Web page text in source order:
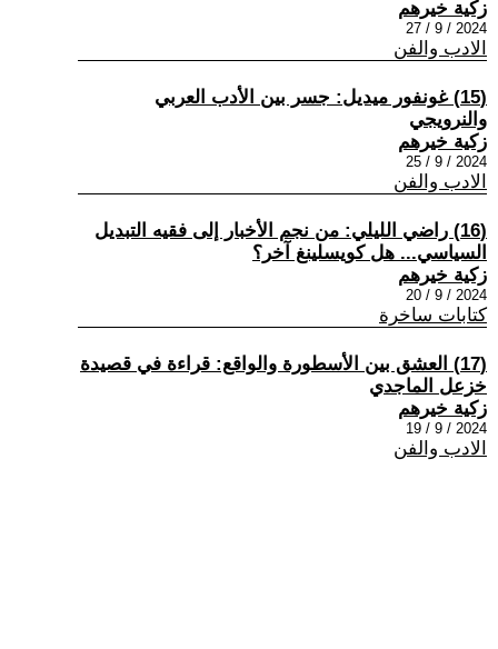
زكية خيرهم
2024 / 9 / 27
الادب والفن
(15) غونفور ميديل: جسر بين الأدب العربي
والنرويجي
زكية خيرهم
2024 / 9 / 25
الادب والفن
(16) راضي الليلي: من نجم الأخبار إلى فقيه التبديل
السياسي... هل كويسلينغ آخر؟
زكية خيرهم
2024 / 9 / 20
كتابات ساخرة
(17) العشق بين الأسطورة والواقع: قراءة في قصيدة
خزعل الماجدي
زكية خيرهم
2024 / 9 / 19
الادب والفن